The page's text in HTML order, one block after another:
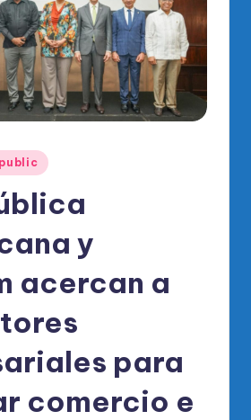
public
y
acercan a
para
comercio e